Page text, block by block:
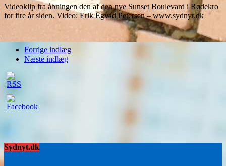
Videoklip fra åbningen den af den nye Sunset Boulevard i Rødekro
for fire år siden. Video: Erik Egvad Petersen – www.sydnyt.dk
Forrige indlæg
Næste indlæg
Sydnyt.dk